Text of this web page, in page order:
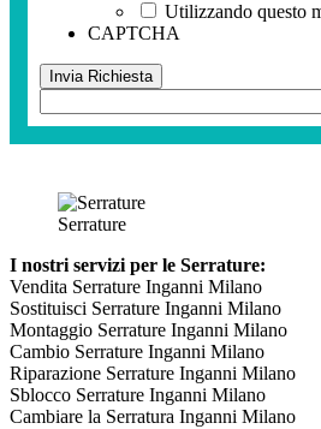
Utilizzando questo
CAPTCHA
Serrature
I nostri servizi per le Serrature:
Vendita Serrature Inganni Milano
Sostituisci Serrature Inganni Milano
Montaggio Serrature Inganni Milano
Cambio Serrature Inganni Milano
Riparazione Serrature Inganni Milano
Sblocco Serrature Inganni Milano
Cambiare la Serratura Inganni Milano